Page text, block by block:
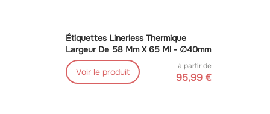
Étiquettes Linerless Thermique
Largeur De 58 Mm X 65 Ml - ∅40mm
Voir le produit
à partir de
95,99 €